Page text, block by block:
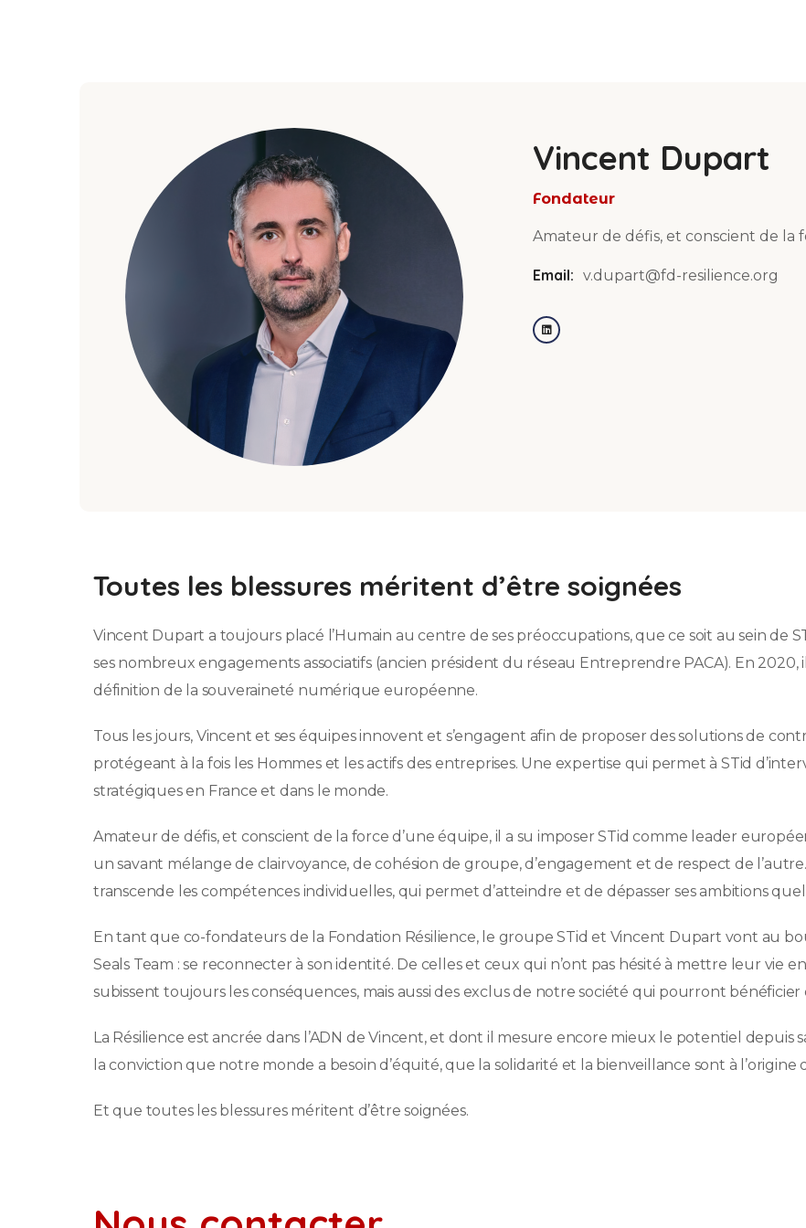
Vincent Dupart
Fondateur
Amateur de défis, et conscient de la
Email: v.dupart@fd-resilience.org
Toutes les blessures méritent d’être soignées
Vincent Dupart a toujours placé l’Humain au centre de ses préoccupations, que ce soit au sein de
ses nombreux engagements associatifs (ancien président du réseau Entreprendre PACA). En 2020,
définition de la souveraineté numérique européenne.
Tous les jours, Vincent et ses équipes innovent et s’engagent afin de proposer des solutions de
protégeant à la fois les Hommes et les actifs des entreprises. Une expertise qui permet à STid
stratégiques en France et dans le monde.
Amateur de défis, et conscient de la force d’une équipe, il a su imposer STid comme leader
un savant mélange de clairvoyance, de cohésion de groupe, d’engagement et de respect de
transcende les compétences individuelles, qui permet d’atteindre et de dépasser ses ambitions
En tant que co-fondateurs de la Fondation Résilience, le groupe STid et Vincent Dupart vont au
Seals Team : se reconnecter à son identité. De celles et ceux qui n’ont pas hésité à mettre leur vie
subissent toujours les conséquences, mais aussi des exclus de notre société qui pourront
La Résilience est ancrée dans l’ADN de Vincent, et dont il mesure encore mieux le potentiel depuis
la conviction que notre monde a besoin d’équité, que la solidarité et la bienveillance sont à l’origine
Et que toutes les blessures méritent d’être soignées.